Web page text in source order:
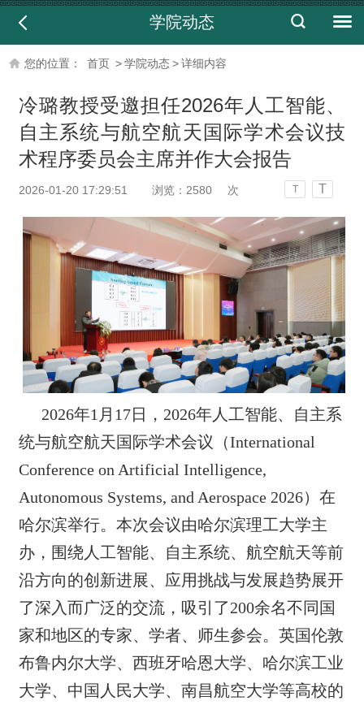
学院动态
您的位置： 首页 >学院动态>详细内容
冷璐教授受邀担任2026年人工智能、
自主系统与航空航天国际学术会议技
术程序委员会主席并作大会报告
2026-01-20 17:29:51 浏览： 2580 次 T T
2026年1月17日，2026年人工智能、自主系
统与航空航天国际学术会议（International
Conference on Artificial Intelligence,
Autonomous Systems, and Aerospace 2026）在
哈尔滨举行。本次会议由哈尔滨理工大学主
办，围绕人工智能、自主系统、航空航天等前
沿方向的创新进展、应用挑战与发展趋势展开
了深入而广泛的交流，吸引了200余名不同国
家和地区的专家、学者、师生参会。英国伦敦
布鲁内尔大学、西班牙哈恩大学、哈尔滨工业
大学、中国人民大学、南昌航空大学等高校的